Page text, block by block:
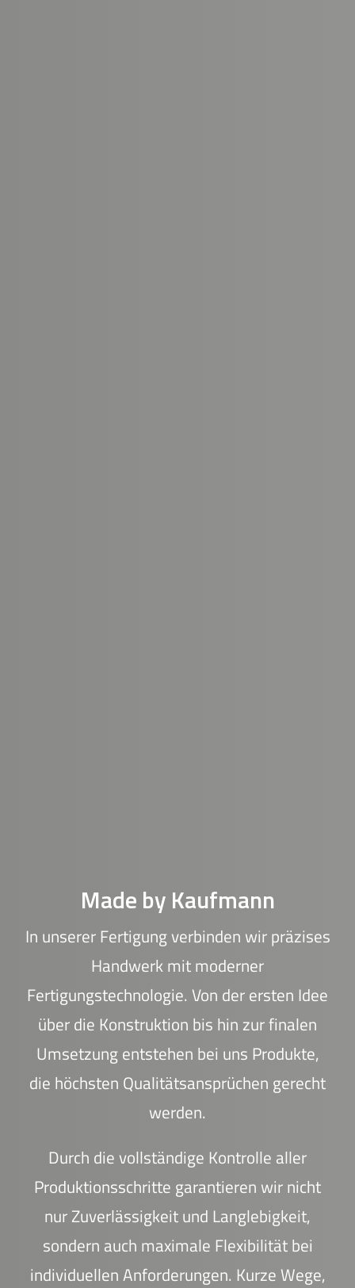
Made by Kaufmann
In unserer Fertigung verbinden wir präzises
Handwerk mit moderner
Fertigungstechnologie. Von der ersten Idee
über die Konstruktion bis hin zur finalen
Umsetzung entstehen bei uns Produkte,
die höchsten Qualitätsansprüchen gerecht
werden.
Durch die vollständige Kontrolle aller
Produktionsschritte garantieren wir nicht
nur Zuverlässigkeit und Langlebigkeit,
sondern auch maximale Flexibilität bei
individuellen Anforderungen. Kurze Wege,